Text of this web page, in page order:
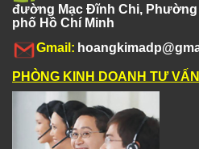
đường Mạc Đĩnh Chi, Phường
phố Hồ Chí Minh
Gmail:
PHÒNG KINH DOANH TƯ